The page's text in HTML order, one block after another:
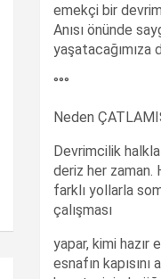
emekçi bir
Anısı önünde
yaşatacağımıza
°°°
Neden
Devrimcilik
deriz her zaman.
farklı yollarla
çalışması
yapar, kimi hazır
esnafın kapısını